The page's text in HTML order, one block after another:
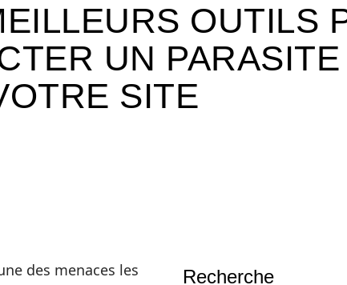
OUTILS
UN
SITE
des menaces les
Recherche